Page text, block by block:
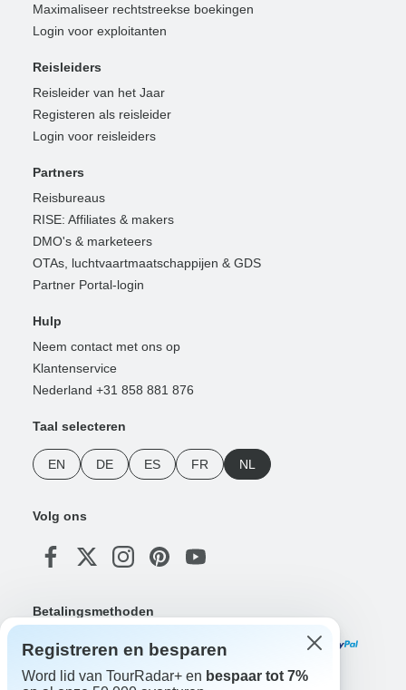
Maximaliseer rechtstreekse boekingen
Login voor exploitanten
Reisleiders
Reisleider van het Jaar
Registeren als reisleider
Login voor reisleiders
Partners
Reisbureaus
RISE: Affiliates & makers
DMO's & marketeers
OTAs, luchtvaartmaatschappijen & GDS
Partner Portal-login
Hulp
Neem contact met ons op
Klantenservice
Nederland +31 858 881 876
Taal selecteren
EN DE ES FR NL
Volg ons
Betalingsmethoden
Registreren en besparen
Word lid van TourRadar+ en bespaar tot 7%